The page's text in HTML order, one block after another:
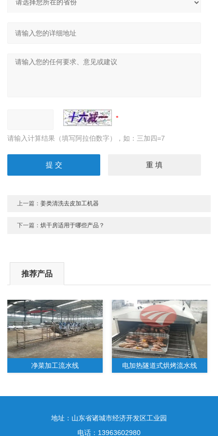
请输入计算结果（填写阿拉伯数字），如：三加四=7
上一篇：姜类清洗去皮加工机器
下一篇：烘干房适用于哪些产品？
推荐产品
净菜加工流水线 电加热隧道式烘烤流水线
地址：山东省诸城市经济开发区工业园
电话：13963602980